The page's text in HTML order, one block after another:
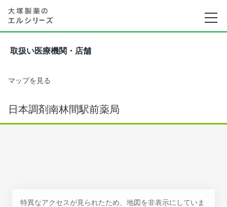
取扱い医療機関・店舗
マップを見る
日本調剤南林間駅前薬局
特異なアクセスが見られたため、地図を非表示にしていま